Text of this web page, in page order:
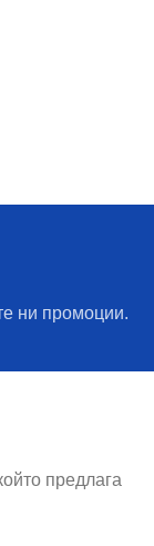
ни промоции.
предлага